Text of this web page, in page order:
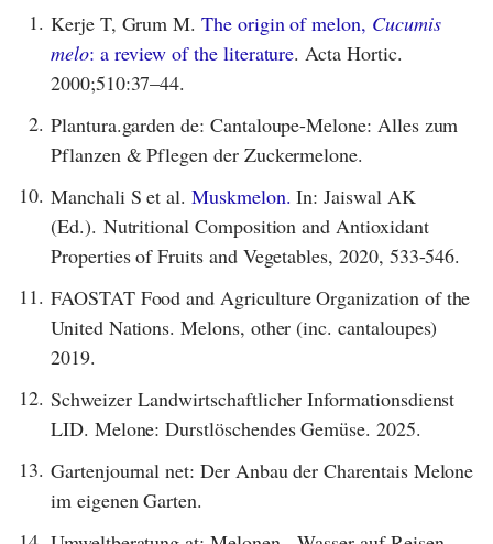
1. Kerje T, Grum M.The origin of melon, Cucumis
melo: a review of the literature. Acta Hortic.
2000;510:37–44.
2. Plantura.garden de: Cantaloupe-Melone: Alles zum
Pflanzen & Pflegen der Zuckermelone.
10. Manchali S et al.Muskmelon. In: Jaiswal AK
(Ed.). Nutritional Composition and Antioxidant
Properties of Fruits and Vegetables, 2020, 533-546.
11. FAOSTAT Food and Agriculture Organization of the
United Nations. Melons, other (inc. cantaloupes)
2019.
12. Schweizer Landwirtschaftlicher Informationsdienst
LID. Melone: Durstlöschendes Gemüse. 2025.
13. Gartenjournal net: Der Anbau der Charentais Melone
im eigenen Garten.